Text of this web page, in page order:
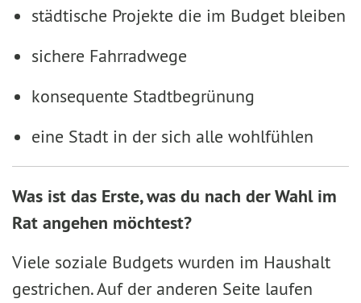
städtische Projekte die im Budget bleiben
sichere Fahrradwege
konsequente Stadtbegrünung
eine Stadt in der sich alle wohlfühlen
Was ist das Erste, was du nach der Wahl im
Rat angehen möchtest?
Viele soziale Budgets wurden im Haushalt
gestrichen. Auf der anderen Seite laufen